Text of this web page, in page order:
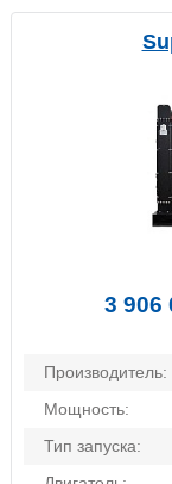
3 906
Производитель:
Мощность:
Тип запуска: